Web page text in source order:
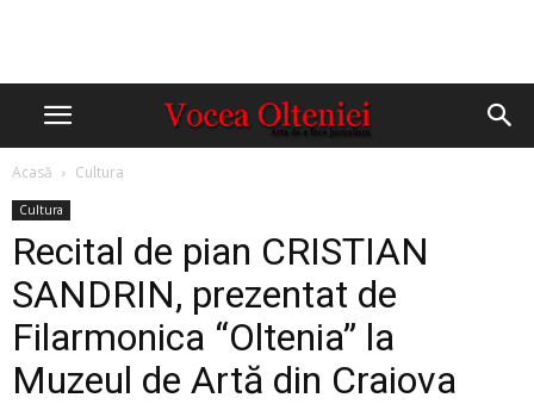
Acasă Cultura
Cultura
Recital de pian CRISTIAN
SANDRIN, prezentat de
Filarmonica “Oltenia” la
Muzeul de Artă din Craiova